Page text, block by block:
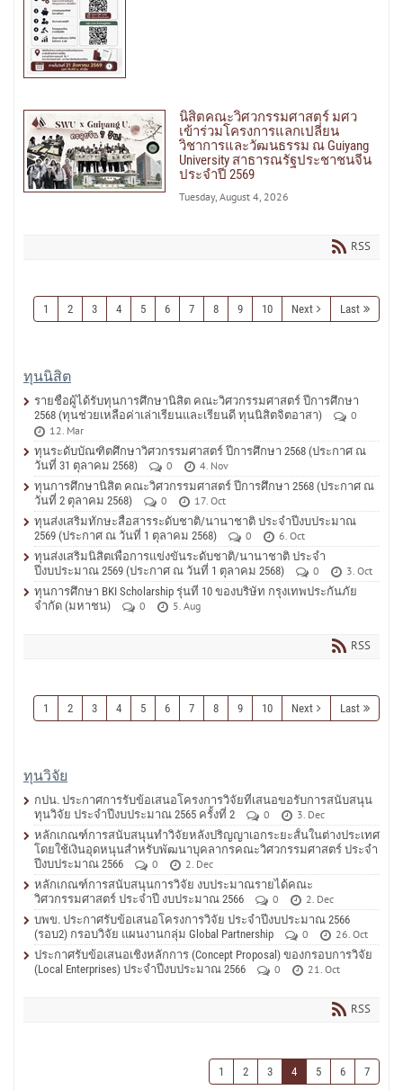
นิสิตคณะวิศวกรรมศาสตร์ มศว
เข้าร่วมโครงการแลกเปลี่ยน
วิชาการและวัฒนธรรม ณ Guiyang
University สาธารณรัฐประชาชนจีน
ประจำปี 2569
Tuesday, August 4, 2026
RSS
1 2 3 4 5 6 7 8 9 10 Next Last
ทุนนิสิต
รายชื่อผู้ได้รับทุนการศึกษานิสิต คณะวิศวกรรมศาสตร์ ปีการศึกษา
2568 (ทุนช่วยเหลือค่าเล่าเรียนและเรียนดี ทุนนิสิตจิตอาสา)
0
12. Mar
ทุนระดับบัณฑิตศึกษาวิศวกรรมศาสตร์ ปีการศึกษา 2568 (ประกาศ ณ
วันที่ 31 ตุลาคม 2568)
0
4. Nov
ทุนการศึกษานิสิต คณะวิศวกรรมศาสตร์ ปีการศึกษา 2568 (ประกาศ ณ
วันที่ 2 ตุลาคม 2568)
0
17. Oct
ทุนส่งเสริมทักษะสื่อสารระดับชาติ/นานาชาติ ประจำปีงบประมาณ
2569 (ประกาศ ณ วันที่ 1 ตุลาคม 2568)
0
6. Oct
ทุนส่งเสริมนิสิตเพื่อการแข่งขันระดับชาติ/นานาชาติ ประจำ
ปีงบประมาณ 2569 (ประกาศ ณ วันที่ 1 ตุลาคม 2568)
0
3. Oct
ทุนการศึกษา BKI Scholarship รุ่นที่ 10 ของบริษัท กรุงเทพประกันภัย
จำกัด (มหาชน)
0 5. Aug
RSS
1 2 3 4 5 6 7 8 9 10 Next Last
ทุนวิจัย
กปน. ประกาศการรับข้อเสนอโครงการวิจัยที่เสนอขอรับการสนับสนุน
ทุนวิจัย ประจำปีงบประมาณ 2565 ครั้งที่ 2
0
3. Dec
หลักเกณฑ์การสนับสนุนทำวิจัยหลังปริญญาเอกระยะสั้นในต่างประเทศ
โดยใช้เงินอุดหนุนสำหรับพัฒนาบุคลากรคณะวิศวกรรมศาสตร์ ประจำ
ปีงบประมาณ 2566
0
2. Dec
หลักเกณฑ์การสนับสนุนการวิจัย งบประมาณรายได้คณะ
วิศวกรรมศาสตร์ ประจำปี งบประมาณ 2566
0
2. Dec
บพข. ประกาศรับข้อเสนอโครงการวิจัย ประจำปีงบประมาณ 2566
(รอบ2) กรอบวิจัย แผนงานกลุ่ม Global Partnership
0
26. Oct
ประกาศรับข้อเสนอเชิงหลักการ (Concept Proposal) ของกรอบการวิจัย
(Local Enterprises) ประจำปีงบประมาณ 2566
0 21. Oct
RSS
1 2 3 4 5 6 7